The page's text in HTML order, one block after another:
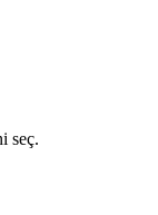
seç.